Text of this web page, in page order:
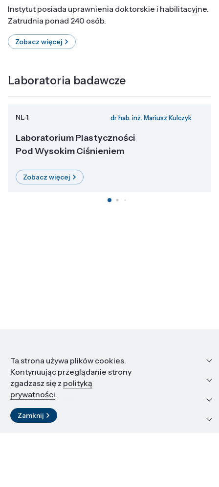
Instytut posiada uprawnienia doktorskie i habilitacyjne.
Zatrudnia ponad 240 osób.
Zobacz więcej
Laboratoria badawcze
NL-1 dr hab. inż. Mariusz Kulczyk
Laboratorium Plastyczności
Pod Wysokim Ciśnieniem
Zobacz więcej
Informacje
Edukacja i kariera
Zasoby i materiały
Kontakt
Ta strona używa plików cookies.
Kontynuując przeglądanie strony
zgadzasz się z polityką
prywatności.
Zamknij